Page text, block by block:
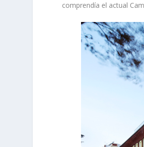
comprendía el actual